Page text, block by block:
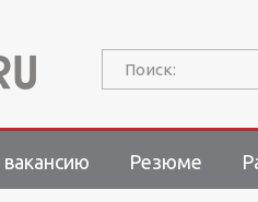
Поиск:
Резюме